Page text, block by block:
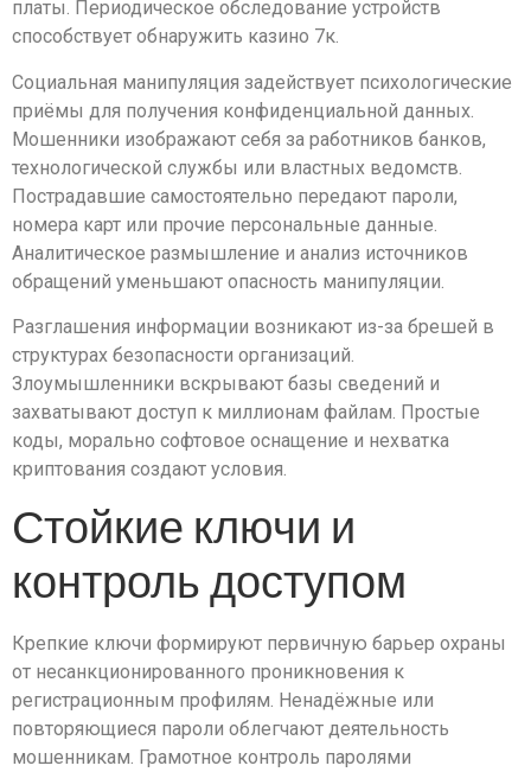
платы. Периодическое обследование устройств
способствует обнаружить казино 7к.
Социальная манипуляция задействует психологические
приёмы для получения конфиденциальной данных.
Мошенники изображают себя за работников банков,
технологической службы или властных ведомств.
Пострадавшие самостоятельно передают пароли,
номера карт или прочие персональные данные.
Аналитическое размышление и анализ источников
обращений уменьшают опасность манипуляции.
Разглашения информации возникают из-за брешей в
структурах безопасности организаций.
Злоумышленники вскрывают базы сведений и
захватывают доступ к миллионам файлам. Простые
коды, морально софтовое оснащение и нехватка
криптования создают условия.
Стойкие ключи и
контроль доступом
Крепкие ключи формируют первичную барьер охраны
от несанкционированного проникновения к
регистрационным профилям. Ненадёжные или
повторяющиеся пароли облегчают деятельность
мошенникам. Грамотное контроль паролями